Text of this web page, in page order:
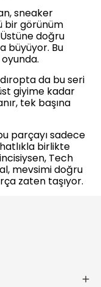
sneaker
bir görünüm
doğru
büyüyor. Bu
da bu seri
giyime kadar
tek başına
parçayı sadece
birlikte
Tech
mevsimi doğru
zaten taşıyor.